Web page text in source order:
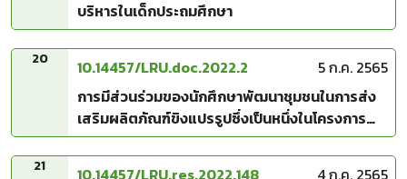
บริหารในเด็กประถมศึกษา
20 10.14457/LRU.doc.2022.2
5 ก.ค. 2565
การมีส่วนร่วมของนักศึกษาพัฒนาชุมชนในการส่ง
เสริมผลิตภัณฑ์ขิงแปรรูปซึ่งเป็นหนึ่งในโครงการ
U2T ของชาวบ้านน้ำทบ ตำบลปลาบ่า อำเภอภูเรือ
จังหวัดเลย
21 10.14457/LRU.res.2022.148
4 ก.ค. 2565